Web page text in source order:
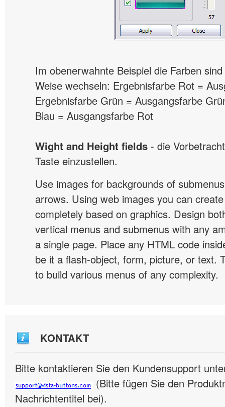
Im obenerwahnte Beispiel die Farben
Weise wechseln: Ergebnisfarbe Rot =
Ergebnisfarbe Grün = Ausgangsfarbe
Blau = Ausgangsfarbe Rot
Wight and Height fields - die
Taste einzustellen.
Use images for backgrounds of
arrows. Using web images you can
completely based on graphics. Design
vertical menus and submenus with any
a single page. Place any HTML code
be it a flash-object, form, picture, or text.
to build various menus of any complexity.
KONTAKT
Bitte kontaktieren Sie den Kundensupport
(Bitte fügen Sie den
Nachrichtentitel bei).